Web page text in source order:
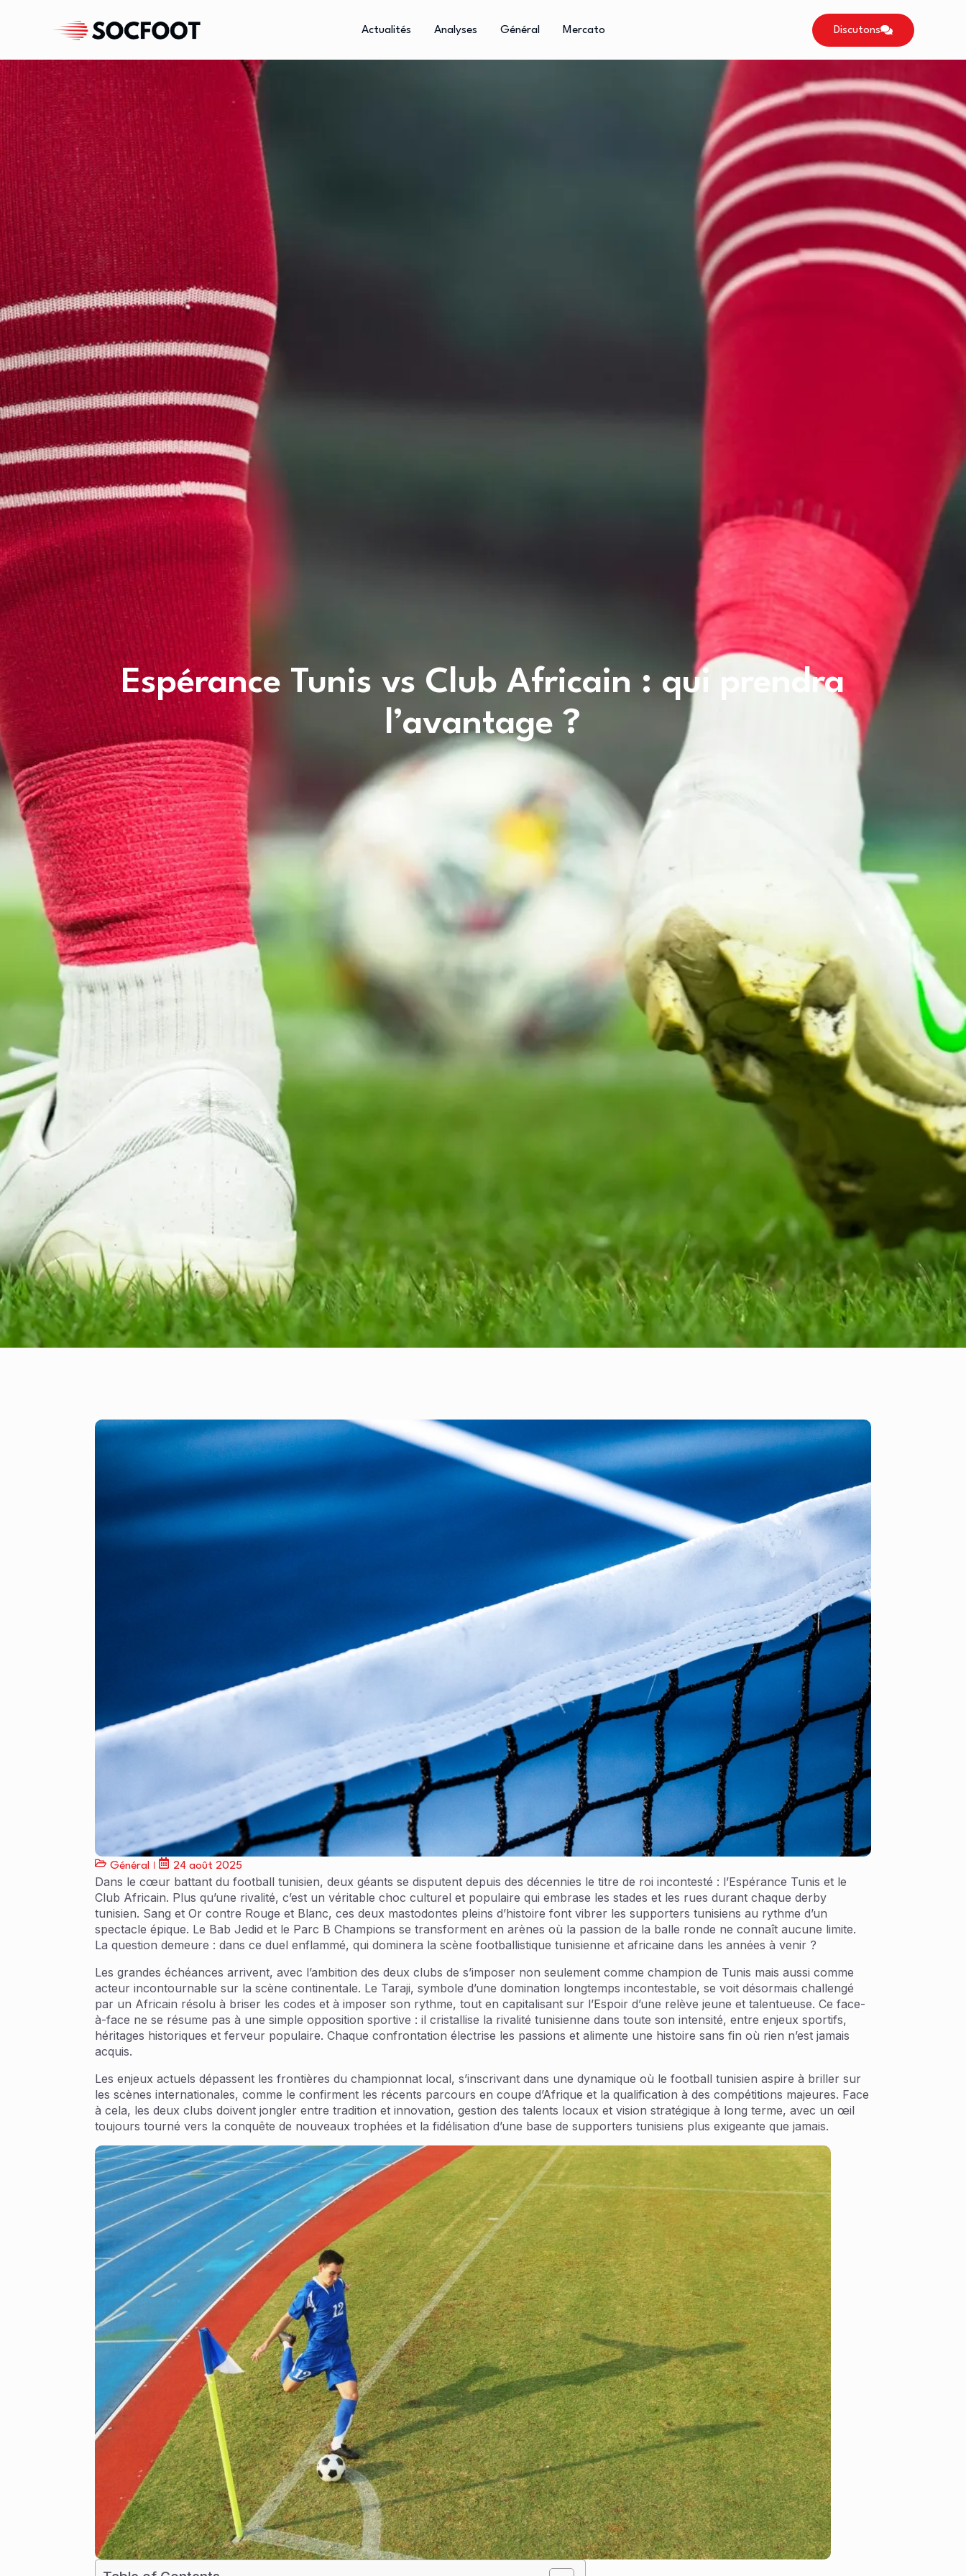
Actualités Analyses Général Mercato Discutons
Espérance Tunis vs Club Africain : qui prendra
l’avantage ?
Général 24 août 2025
Dans le cœur battant du football tunisien, deux géants se disputent depuis des décennies le titre de roi incontesté : l’Espérance Tunis et le
Club Africain. Plus qu’une rivalité, c’est un véritable choc culturel et populaire qui embrase les stades et les rues durant chaque derby
tunisien. Sang et Or contre Rouge et Blanc, ces deux mastodontes pleins d’histoire font vibrer les supporters tunisiens au rythme d’un
spectacle épique. Le Bab Jedid et le Parc B Champions se transforment en arènes où la passion de la balle ronde ne connaît aucune limite.
La question demeure : dans ce duel enflammé, qui dominera la scène footballistique tunisienne et africaine dans les années à venir ?
Les grandes échéances arrivent, avec l’ambition des deux clubs de s’imposer non seulement comme champion de Tunis mais aussi comme
acteur incontournable sur la scène continentale. Le Taraji, symbole d’une domination longtemps incontestable, se voit désormais challengé
par un Africain résolu à briser les codes et à imposer son rythme, tout en capitalisant sur l’Espoir d’une relève jeune et talentueuse. Ce face-
à-face ne se résume pas à une simple opposition sportive : il cristallise la rivalité tunisienne dans toute son intensité, entre enjeux sportifs,
héritages historiques et ferveur populaire. Chaque confrontation électrise les passions et alimente une histoire sans fin où rien n’est jamais
acquis.
Les enjeux actuels dépassent les frontières du championnat local, s’inscrivant dans une dynamique où le football tunisien aspire à briller sur
les scènes internationales, comme le confirment les récents parcours en coupe d’Afrique et la qualification à des compétitions majeures. Face
à cela, les deux clubs doivent jongler entre tradition et innovation, gestion des talents locaux et vision stratégique à long terme, avec un œil
toujours tourné vers la conquête de nouveaux trophées et la fidélisation d’une base de supporters tunisiens plus exigeante que jamais.